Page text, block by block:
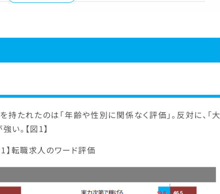
たれたのは「年齢や性別に関係なく評価」。反対に、「大
い。【図1】
1】転職求人のワード評価